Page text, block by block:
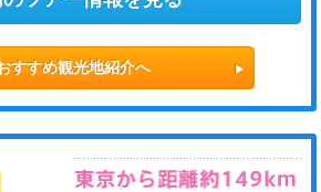
すすめ観光地紹介へ